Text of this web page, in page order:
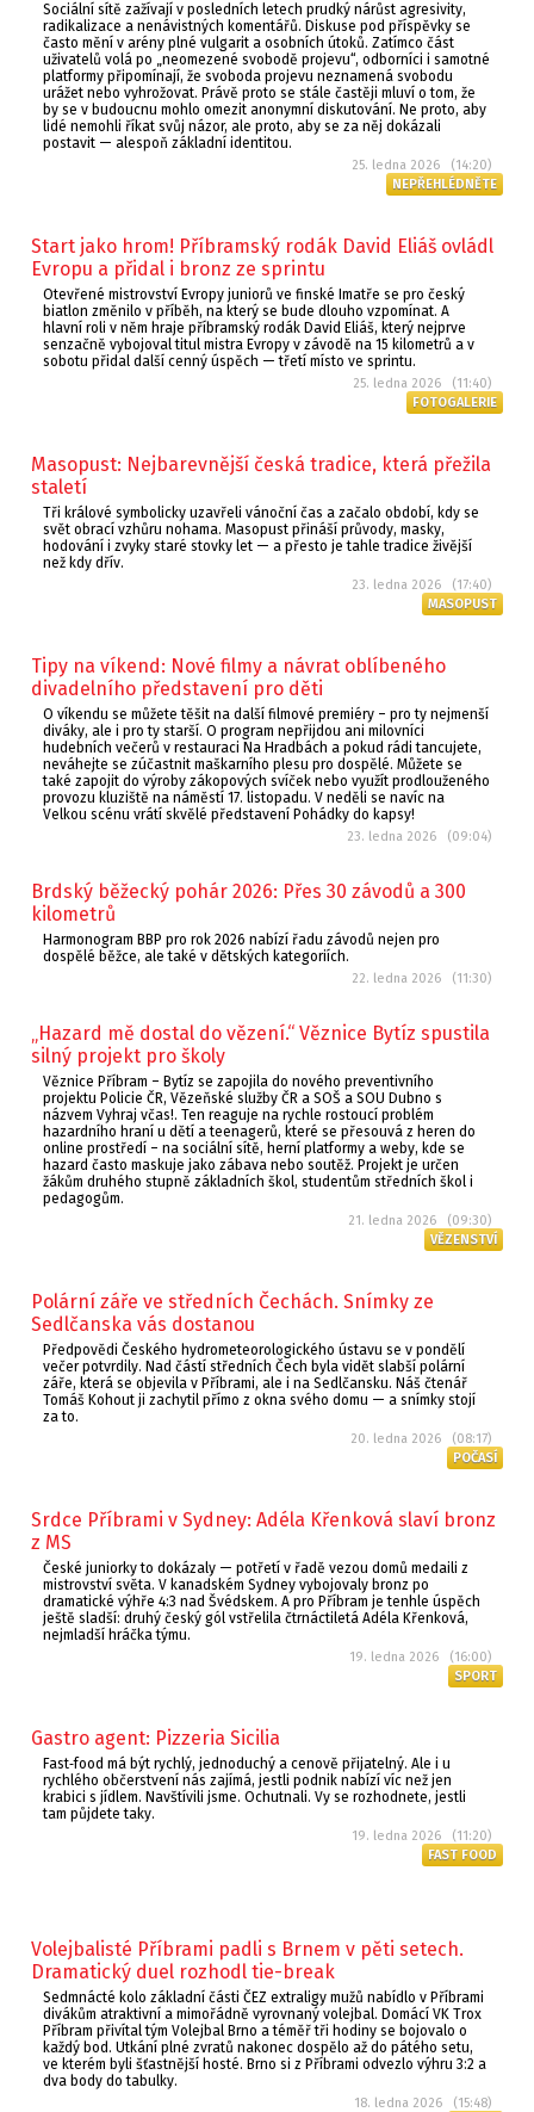
Sociální sítě zažívají v posledních letech prudký nárůst agresivity,
radikalizace a nenávistných komentářů. Diskuse pod příspěvky se
často mění v arény plné vulgarit a osobních útoků. Zatímco část
uživatelů volá po „neomezené svobodě projevu“, odborníci i samotné
platformy připomínají, že svoboda projevu neznamená svobodu
urážet nebo vyhrožovat. Právě proto se stále častěji mluví o tom, že
by se v budoucnu mohlo omezit anonymní diskutování. Ne proto, aby
lidé nemohli říkat svůj názor, ale proto, aby se za něj dokázali
postavit — alespoň základní identitou.
25. ledna 2026 (14:20)
NEPŘEHLÉDNĚTE
Start jako hrom! Příbramský rodák David Eliáš ovládl
Evropu a přidal i bronz ze sprintu
Otevřené mistrovství Evropy juniorů ve finské Imatře se pro český
biatlon změnilo v příběh, na který se bude dlouho vzpomínat. A
hlavní roli v něm hraje příbramský rodák David Eliáš, který nejprve
senzačně vybojoval titul mistra Evropy v závodě na 15 kilometrů a v
sobotu přidal další cenný úspěch — třetí místo ve sprintu.
25. ledna 2026 (11:40)
FOTOGALERIE
Masopust: Nejbarevnější česká tradice, která přežila
staletí
Tři králové symbolicky uzavřeli vánoční čas a začalo období, kdy se
svět obrací vzhůru nohama. Masopust přináší průvody, masky,
hodování i zvyky staré stovky let — a přesto je tahle tradice živější
než kdy dřív.
23. ledna 2026 (17:40)
MASOPUST
Tipy na víkend: Nové filmy a návrat oblíbeného
divadelního představení pro děti
O víkendu se můžete těšit na další filmové premiéry – pro ty nejmenší
diváky, ale i pro ty starší. O program nepřijdou ani milovníci
hudebních večerů v restauraci Na Hradbách a pokud rádi tancujete,
neváhejte se zúčastnit maškarního plesu pro dospělé. Můžete se
také zapojit do výroby zákopových svíček nebo využít prodlouženého
provozu kluziště na náměstí 17. listopadu. V neděli se navíc na
Velkou scénu vrátí skvělé představení Pohádky do kapsy!
23. ledna 2026 (09:04)
Brdský běžecký pohár 2026: Přes 30 závodů a 300
kilometrů
Harmonogram BBP pro rok 2026 nabízí řadu závodů nejen pro
dospělé běžce, ale také v dětských kategoriích.
22. ledna 2026 (11:30)
„Hazard mě dostal do vězení.“ Věznice Bytíz spustila
silný projekt pro školy
Věznice Příbram – Bytíz se zapojila do nového preventivního
projektu Policie ČR, Vězeňské služby ČR a SOŠ a SOU Dubno s
názvem Vyhraj včas!. Ten reaguje na rychle rostoucí problém
hazardního hraní u dětí a teenagerů, které se přesouvá z heren do
online prostředí – na sociální sítě, herní platformy a weby, kde se
hazard často maskuje jako zábava nebo soutěž. Projekt je určen
žákům druhého stupně základních škol, studentům středních škol i
pedagogům.
21. ledna 2026 (09:30)
VĚZENSTVÍ
Polární záře ve středních Čechách. Snímky ze
Sedlčanska vás dostanou
Předpovědi Českého hydrometeorologického ústavu se v pondělí
večer potvrdily. Nad částí středních Čech byla vidět slabší polární
záře, která se objevila v Příbrami, ale i na Sedlčansku. Náš čtenář
Tomáš Kohout ji zachytil přímo z okna svého domu — a snímky stojí
za to.
20. ledna 2026 (08:17)
POČASÍ
Srdce Příbrami v Sydney: Adéla Křenková slaví bronz
z MS
České juniorky to dokázaly — potřetí v řadě vezou domů medaili z
mistrovství světa. V kanadském Sydney vybojovaly bronz po
dramatické výhře 4:3 nad Švédskem. A pro Příbram je tenhle úspěch
ještě sladší: druhý český gól vstřelila čtrnáctiletá Adéla Křenková,
nejmladší hráčka týmu.
19. ledna 2026 (16:00)
SPORT
Gastro agent: Pizzeria Sicilia
Fast‑food má být rychlý, jednoduchý a cenově přijatelný. Ale i u
rychlého občerstvení nás zajímá, jestli podnik nabízí víc než jen
krabici s jídlem. Navštívili jsme. Ochutnali. Vy se rozhodnete, jestli
tam půjdete taky.
19. ledna 2026 (11:20)
FAST FOOD
Volejbalisté Příbrami padli s Brnem v pěti setech.
Dramatický duel rozhodl tie-break
Sedmnácté kolo základní části ČEZ extraligy mužů nabídlo v Příbrami
divákům atraktivní a mimořádně vyrovnaný volejbal. Domácí VK Trox
Příbram přivítal tým Volejbal Brno a téměř tři hodiny se bojovalo o
každý bod. Utkání plné zvratů nakonec dospělo až do pátého setu,
ve kterém byli šťastnější hosté. Brno si z Příbrami odvezlo výhru 3:2 a
dva body do tabulky.
18. ledna 2026 (15:48)